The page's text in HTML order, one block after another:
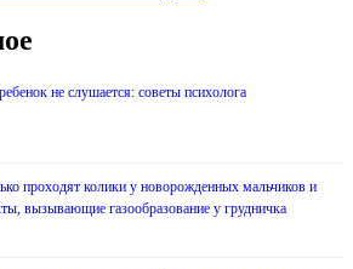
не слушается: советы психолога
проходят колики у новорожденных мальчиков и
вызывающие газообразование у грудничка